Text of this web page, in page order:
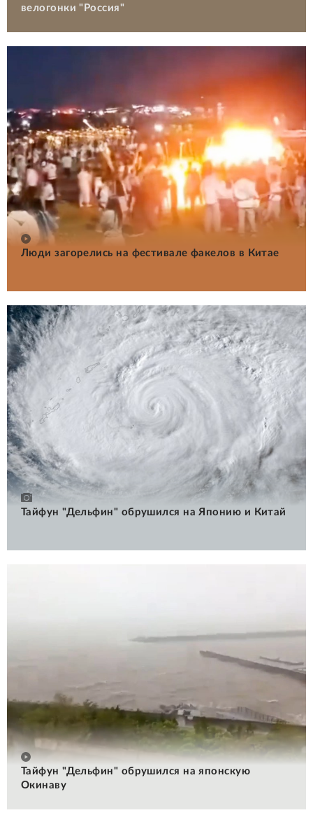
велогонки "Россия"
Люди загорелись на фестивале факелов в Китае
Тайфун "Дельфин" обрушился на Японию и Китай
Тайфун "Дельфин" обрушился на японскую
Окинаву